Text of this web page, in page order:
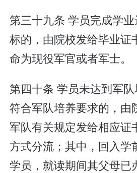
第三十九条 学员完成学
标的，由院校发给毕业证
命为现役军官或者军士。
第四十条 学员未达到军
符合军队培养要求的，由
军队有关规定发给相应证
方式分流；其中，回入学
学员，就读期间其父母已